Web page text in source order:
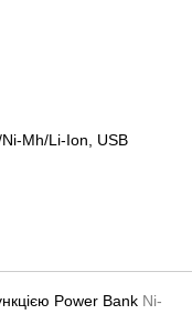
Mh/Li-Ion, USB